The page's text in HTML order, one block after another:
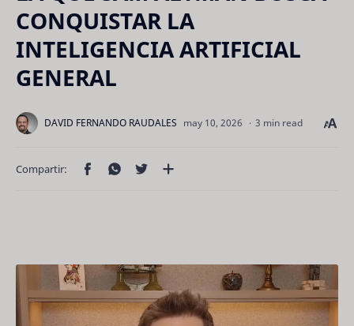
CONQUISTAR LA
INTELIGENCIA ARTIFICIAL
GENERAL
3 min read